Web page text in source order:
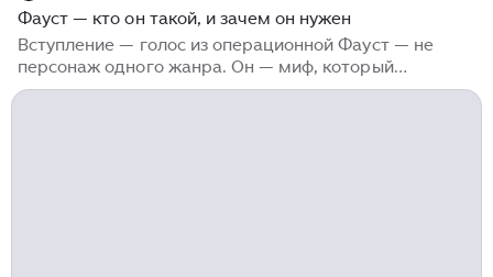
Фауст — кто он такой, и зачем он нужен
Вступление — голос из операционной Фауст — не
персонаж одного жанра. Он — миф, который
принимает морфы в литературе, театре, живописи,